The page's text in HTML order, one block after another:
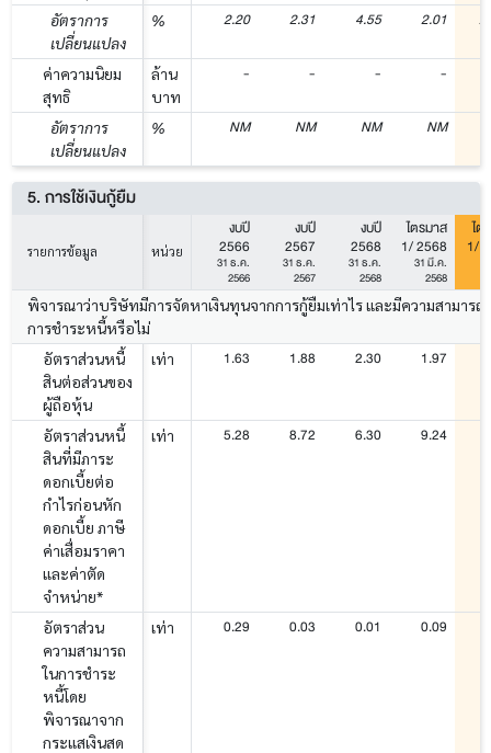
อัตราการ
เปลี่ยนแปลง
% 2.20 2.31 4.55 2.01
ค่าความนิยม
สุทธิ
ล้าน
บาท
- - - -
อัตราการ
เปลี่ยนแปลง
% NM NM NM NM
5. การใช้เงินกู้ยืม
รายการข้อมูล หน่วย
งบปี
2566
31 ธ.ค.
2566
งบปี
2567
31 ธ.ค.
2567
งบปี
2568
31 ธ.ค.
2568
ไตรมาส
1/ 2568
31 มี.ค.
2568
ไต
1/
พิจารณาว่าบริษัทมีการจัดหาเงินทุนจากการกู้ยืมเท่าไร และมีความสามารถ
การชำระหนี้หรือไม่
อัตราส่วนหนี้
สินต่อส่วนของ
ผู้ถือหุ้น
เท่า 1.63 1.88 2.30 1.97
อัตราส่วนหนี้
สินที่มีภาระ
ดอกเบี้ยต่อ
กำไรก่อนหัก
ดอกเบี้ย ภาษี
ค่าเสื่อมราคา
และค่าตัด
จำหน่าย*
เท่า 5.28 8.72 6.30 9.24
อัตราส่วน
ความสามารถ
ในการชำระ
หนี้โดย
พิจารณาจาก
กระแสเงินสด
เท่า 0.29 0.03 0.01 0.09